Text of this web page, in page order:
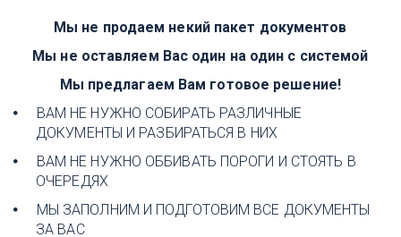
Мы не продаем некий пакет документов
Мы не оставляем Вас один на один с системой
Мы предлагаем Вам готовое решение!
ВАМ НЕ НУЖНО СОБИРАТЬ РАЗЛИЧНЫЕ
ДОКУМЕНТЫ И РАЗБИРАТЬСЯ В НИХ
ВАМ НЕ НУЖНО ОББИВАТЬ ПОРОГИ И СТОЯТЬ В
ОЧЕРЕДЯХ
МЫ ЗАПОЛНИМ И ПОДГОТОВИМ ВСЕ ДОКУМЕНТЫ
ЗА ВАС